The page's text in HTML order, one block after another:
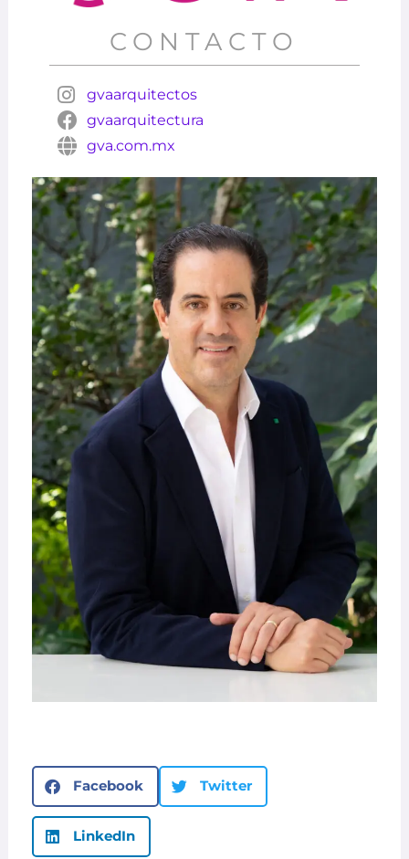
CONTACTO
gvaarquitectos
gvaarquitectura
gva.com.mx
Facebook Twitter
LinkedIn